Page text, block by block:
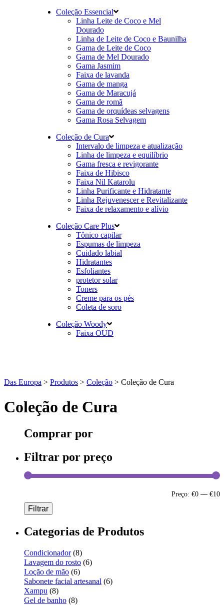
Coleção Essencial
Linha Leite de Coco e Mel
Dourado
Linha de Leite de Coco e Baunilha
Gama de Leite de Coco
Gama de Mel Dourado
Gama Jasmim
Faixa de lavanda
Gama de manga
Gama de Maracujá
Gama de romã
Gama de orquídeas selvagens
Gama Rosa Selvagem
Coleção de Cura
Intervalo de limpeza e atualização
Linha de limpeza e equilíbrio
Gama fresca e revigorante
Faixa de Hibisco
Faixa Nil Katarolu
Linha Purificante e Hidratante
Linha Rejuvenescer e Revitalizante
Faixa de relaxamento e alívio
Coleção Care Plus
Tônico capilar
Espumas de limpeza
Cuidado labial
Hidratantes
Esfoliantes
protetor solar
Toners
Creme para os pés
Coleta de soro
Coleção Woody
Faixa OUD
Das Europa > Produtos > Coleção > Coleção de Cura
Coleção de Cura
Comprar por
Filtrar por preço
Preço: €0 — €10
Filtrar
Categorias de Produtos
Condicionador (8)
Lavagem do rosto (6)
Loção de mão (6)
Sabonete facial artesanal (6)
Xampu (8)
Gel de banho (8)